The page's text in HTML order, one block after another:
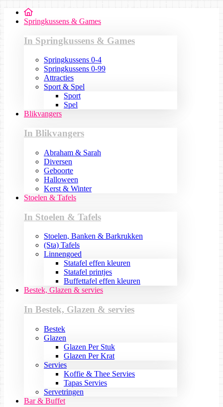
Springkussens & Games
In Springkussens & Games
Springkussens 0-4
Springkussens 0-99
Attracties
Sport & Spel
Sport
Spel
Blikvangers
In Blikvangers
Abraham & Sarah
Diversen
Geboorte
Halloween
Kerst & Winter
Stoelen & Tafels
In Stoelen & Tafels
Stoelen, Banken & Barkrukken
(Sta) Tafels
Linnengoed
Statafel effen kleuren
Statafel printjes
Buffettafel effen kleuren
Bestek, Glazen & servies
In Bestek, Glazen & servies
Bestek
Glazen
Glazen Per Stuk
Glazen Per Krat
Servies
Koffie & Thee Servies
Tapas Servies
Servetringen
Bar & Buffet